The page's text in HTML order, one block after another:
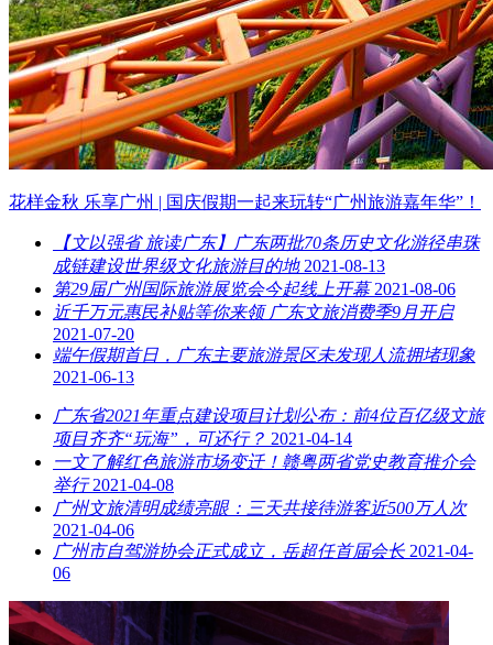
花样金秋 乐享广州 | 国庆假期一起来玩转“广州旅游嘉年华”！
【文以强省 旅读广东】广东两批70条历史文化游径串珠
成链建设世界级文化旅游目的地 2021-08-13
第29届广州国际旅游展览会今起线上开幕 2021-08-06
近千万元惠民补贴等你来领 广东文旅消费季9月开启
2021-07-20
端午假期首日，广东主要旅游景区未发现人流拥堵现象
2021-06-13
广东省2021年重点建设项目计划公布：前4位百亿级文旅
项目齐齐“玩海”，可还行？ 2021-04-14
一文了解红色旅游市场变迁！赣粤两省党史教育推介会
举行 2021-04-08
广州文旅清明成绩亮眼：三天共接待游客近500万人次
2021-04-06
广州市自驾游协会正式成立，岳超任首届会长 2021-04-
06